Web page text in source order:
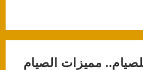
مميزات الصيام